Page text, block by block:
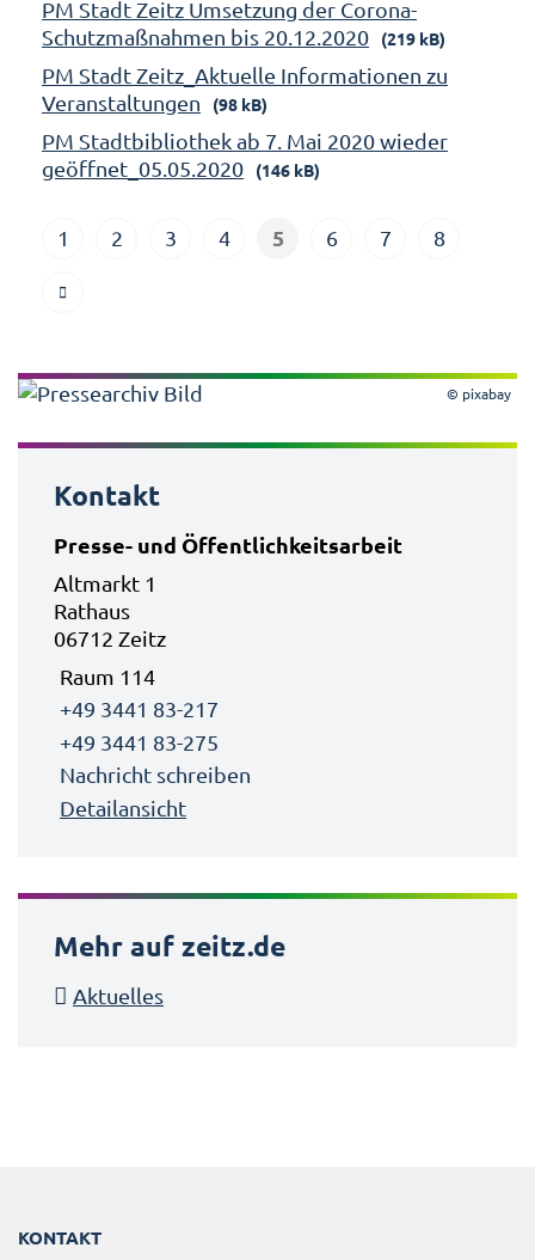
PM Stadt Zeitz Umsetzung der Corona-
Schutzmaßnahmen bis 20.12.2020
(219 kB)
PM Stadt Zeitz_Aktuelle Informationen zu
Veranstaltungen
(98 kB)
PM Stadtbibliothek ab 7. Mai 2020 wieder
geöffnet_05.05.2020
(146 kB)
1 2 3 4 5 6 7 8
© pixabay
Kontakt
Presse- und Öffentlichkeitsarbeit
Altmarkt 1
Rathaus
06712 Zeitz
Raum 114
+49 3441 83-217
+49 3441 83-275
Nachricht schreiben
Detailansicht
Mehr auf zeitz.de
Aktuelles
KONTAKT